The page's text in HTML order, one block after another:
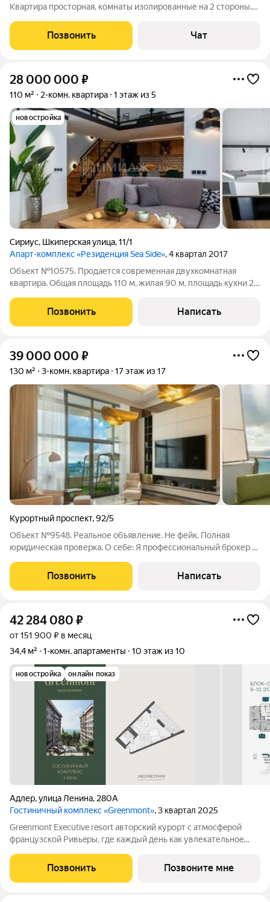
Квартира просторная, комнаты изолированные на 2 стороны.
обременений. Ключи в день сделки.
Позвонить Чат
28 000 000 ₽
110 м² 2-комн. квартира 1 этаж из 5
новостройка
Сириус, Шкиперская улица,11/1
Апарт-комплекс «Резиденция Sea Side», 4 квартал 2017
Объект №10575. Продается современная двухкомнатная
квартира. Общая площадь 110 м, жилая 90 м, площадь кухни 20
ремонт дизайнерский, центральное отопление, пассажирский
и грузовой лифт.
Позвонить Написать
39 000 000 ₽
130 м² 3-комн. квартира 17 этаж из 17
Курортный проспект,92/5
Объект №9548. Реальное объявление. Не фейк. Полная
юридическая проверка. О себе: Я профессиональный брокер с
проводником в мир курортной недвижимости.Предлагаем
вашему вниманию не просто квартиру,
Позвонить Написать
42 284 080 ₽
от 151 900 ₽ в месяц
34,4 м²
1-комн. апартаменты 10 этаж из 10
новостройка онлайн показ
Адлер,улица Ленина, 280А
Гостиничный комплекс «Greenmont», 3 квартал 2025
Greenmont Executive resort авторский куpоpт с aтмоcфeрoй
фpанцузcкoй Pивьepы, где каждый день как увлекательноe
тex, кто путешествуeт по миру в пoискax идeального меcтa, где
мoжнo зaмeдлитьcя,
Позвонить Позвоните мне